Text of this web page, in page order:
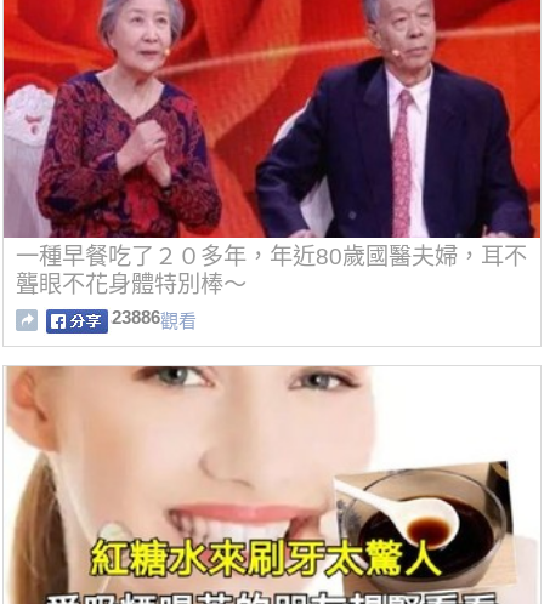
一種早餐吃了２０多年，年近80歲國醫夫婦，耳不
聾眼不花身體特別棒～
23886觀看